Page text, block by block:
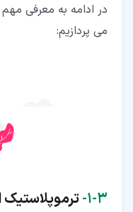
در ادامه به معرفی مهم
می پردازیم:
۳‏-‏۱‏- ترموپلاستیک